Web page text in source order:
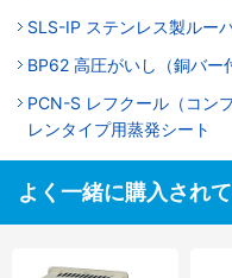
SLS-IP ステンレス製ルー
BP62 高圧がいし（銅バー
PCN-S レフクール（コン
レンタイプ用蒸発シート
よく一緒に購入され